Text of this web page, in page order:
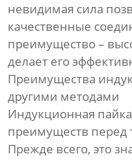
невидимая сила
качественные
преимущество –
делает его
Преимущества
другими методами
Индукционная
преимуществ
Прежде всего, это